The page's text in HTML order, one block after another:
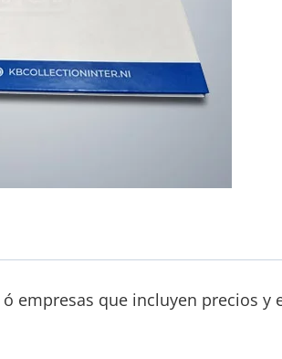
empresas que incluyen precios